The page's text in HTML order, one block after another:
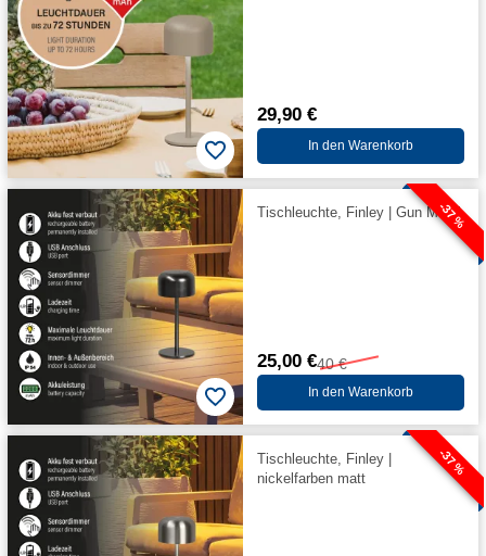
29,90 €
In den Warenkorb
-37 %
Tischleuchte, Finley | Gun Metal
25,00 €40 €
In den Warenkorb
-37 %
Tischleuchte, Finley |
nickelfarben matt